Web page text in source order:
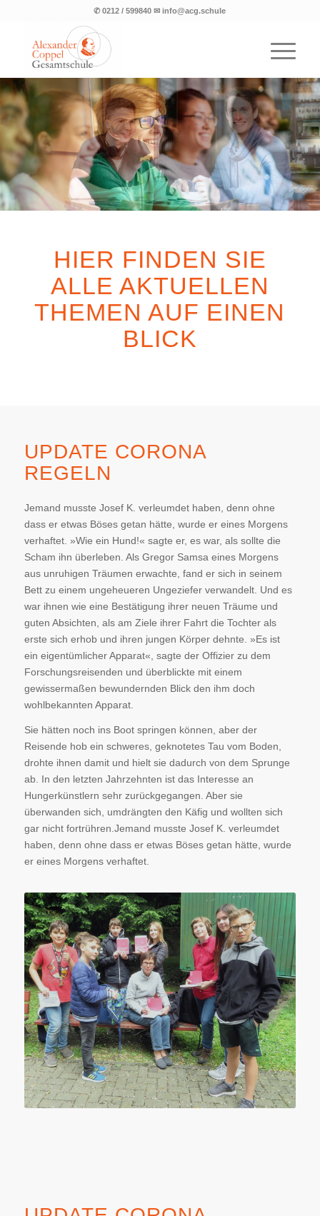
✆ 0212 / 599840 ✉ info@acg.schule
HIER FINDEN SIE
ALLE AKTUELLEN
THEMEN AUF EINEN
BLICK
UPDATE CORONA
REGELN
Jemand musste Josef K. verleumdet haben, denn ohne
dass er etwas Böses getan hätte, wurde er eines Morgens
verhaftet. »Wie ein Hund!« sagte er, es war, als sollte die
Scham ihn überleben. Als Gregor Samsa eines Morgens
aus unruhigen Träumen erwachte, fand er sich in seinem
Bett zu einem ungeheueren Ungeziefer verwandelt. Und es
war ihnen wie eine Bestätigung ihrer neuen Träume und
guten Absichten, als am Ziele ihrer Fahrt die Tochter als
erste sich erhob und ihren jungen Körper dehnte. »Es ist
ein eigentümlicher Apparat«, sagte der Offizier zu dem
Forschungsreisenden und überblickte mit einem
gewissermaßen bewundernden Blick den ihm doch
wohlbekannten Apparat.
Sie hätten noch ins Boot springen können, aber der
Reisende hob ein schweres, geknotetes Tau vom Boden,
drohte ihnen damit und hielt sie dadurch von dem Sprunge
ab. In den letzten Jahrzehnten ist das Interesse an
Hungerkünstlern sehr zurückgegangen. Aber sie
überwanden sich, umdrängten den Käfig und wollten sich
gar nicht fortrühren.Jemand musste Josef K. verleumdet
haben, denn ohne dass er etwas Böses getan hätte, wurde
er eines Morgens verhaftet.